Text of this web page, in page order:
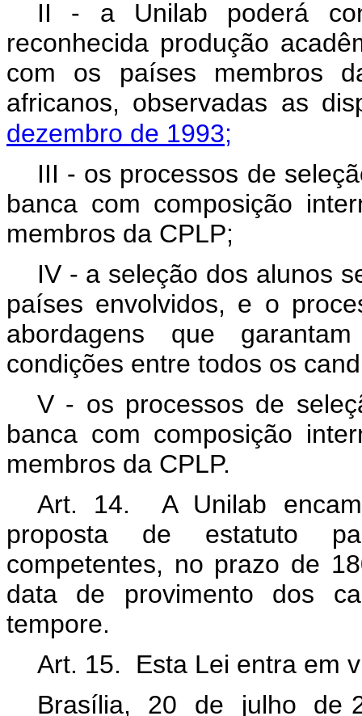
II - a Unilab poderá
reconhecida produção
com os países membros
africanos, observadas as
dezembro de 1993;
III - os processos de
banca com composição
membros da CPLP;
IV - a seleção dos alunos
países envolvidos, e o
abordagens que
condições entre todos os
V - os processos de
banca com composição
membros da CPLP.
Art. 14. A Unilab
proposta de estatuto
competentes, no prazo de
data de provimento dos
tempore.
Art. 15. Esta Lei entra em
Brasília, 20 de julho de